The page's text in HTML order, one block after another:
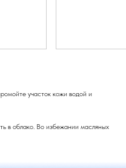
участок кожи водой и
в облако. Во избежании масляных